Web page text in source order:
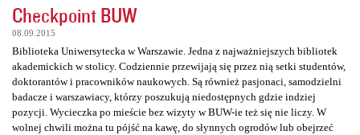
Checkpoint BUW
08.09.2015
Biblioteka Uniwersytecka w Warszawie. Jedna z najważniejszych bibliotek
akademickich w stolicy. Codziennie przewijają się przez nią setki studentów,
doktorantów i pracowników naukowych. Są również pasjonaci, samodzielni
badacze i warszawiacy, którzy poszukują niedostępnych gdzie indziej
pozycji. Wycieczka po mieście bez wizyty w BUW-ie też się nie liczy. W
wolnej chwili można tu pójść na kawę, do słynnych ogrodów lub obejrzeć